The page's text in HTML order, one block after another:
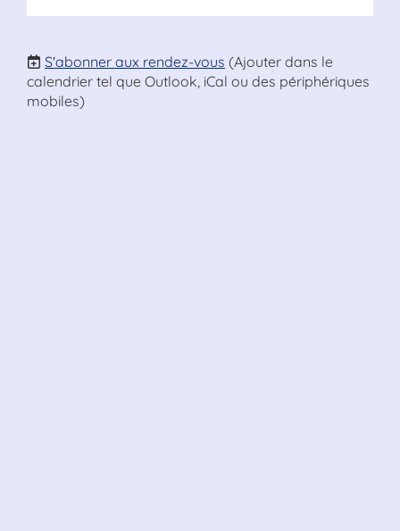
S'abonner aux rendez-vous (Ajouter dans le
calendrier tel que Outlook, iCal ou des périphériques
mobiles)